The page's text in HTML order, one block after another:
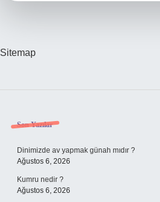
Sitemap
Sidebar
Son Yazılar
Dinimizde av yapmak günah mıdır ?
Ağustos 6, 2026
Kumru nedir ?
Ağustos 6, 2026